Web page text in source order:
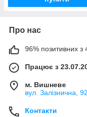
Про нас
96% позитивних з
Працює з
м. Вишневе
вул. Залізнична,
Контакти